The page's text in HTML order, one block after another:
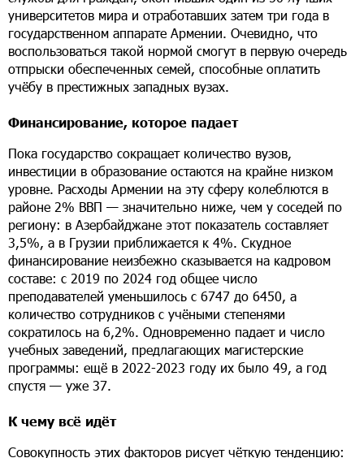
университетов мира и отработавших затем три года в
государственном аппарате Армении. Очевидно, что
воспользоваться такой нормой смогут в первую очередь
отпрыски обеспеченных семей, способные оплатить
учёбу в престижных западных вузах.
Финансирование, которое падает
Пока государство сокращает количество вузов,
инвестиции в образование остаются на крайне низком
уровне. Расходы Армении на эту сферу колеблются в
районе 2% ВВП — значительно ниже, чем у соседей по
региону: в Азербайджане этот показатель составляет
3,5%, а в Грузии приближается к 4%. Скудное
финансирование неизбежно сказывается на кадровом
составе: с 2019 по 2024 год общее число
преподавателей уменьшилось с 6747 до 6450, а
количество сотрудников с учёными степенями
сократилось на 6,2%. Одновременно падает и число
учебных заведений, предлагающих магистерские
программы: ещё в 2022-2023 году их было 49, а год
спустя — уже 37.
К чему всё идёт
Совокупность этих факторов рисует чёткую тенденцию: